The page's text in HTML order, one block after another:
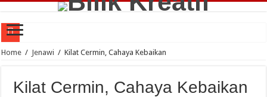
Ari Golok Siang; Abi Tande Rora Konji Sakanca, Oleh : UU Hamidy
Alam Pikiran Manusia dalam Perkara Makanan di Rantau Kuantan, Oleh : UU
Home / Jenawi / Kilat Cermin, Cahaya Kebaikan
Kilat Cermin, Cahaya Kebaikan